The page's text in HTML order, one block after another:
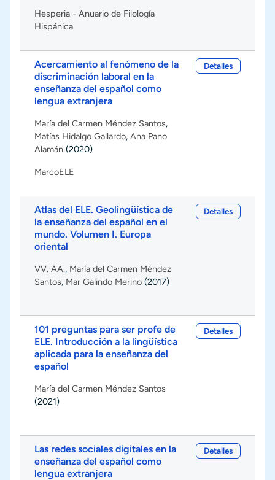
Hesperia - Anuario de Filología
Hispánica
Acercamiento al fenómeno de la
discriminación laboral en la
enseñanza del español como
lengua extranjera
María del Carmen Méndez Santos,
Matías Hidalgo Gallardo, Ana Pano
Alamán (2020)
MarcoELE
Detalles
Atlas del ELE. Geolingüística de
la enseñanza del español en el
mundo. Volumen I. Europa
oriental
VV. AA., María del Carmen Méndez
Santos, Mar Galindo Merino (2017)
Detalles
101 preguntas para ser profe de
ELE. Introducción a la lingüística
aplicada para la enseñanza del
español
María del Carmen Méndez Santos
(2021)
Detalles
Las redes sociales digitales en la
enseñanza del español como
lengua extranjera
Detalles